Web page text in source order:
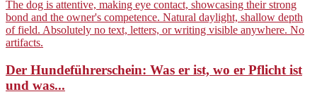
Der Hundeführerschein: Was er ist, wo er Pflicht ist
und was...